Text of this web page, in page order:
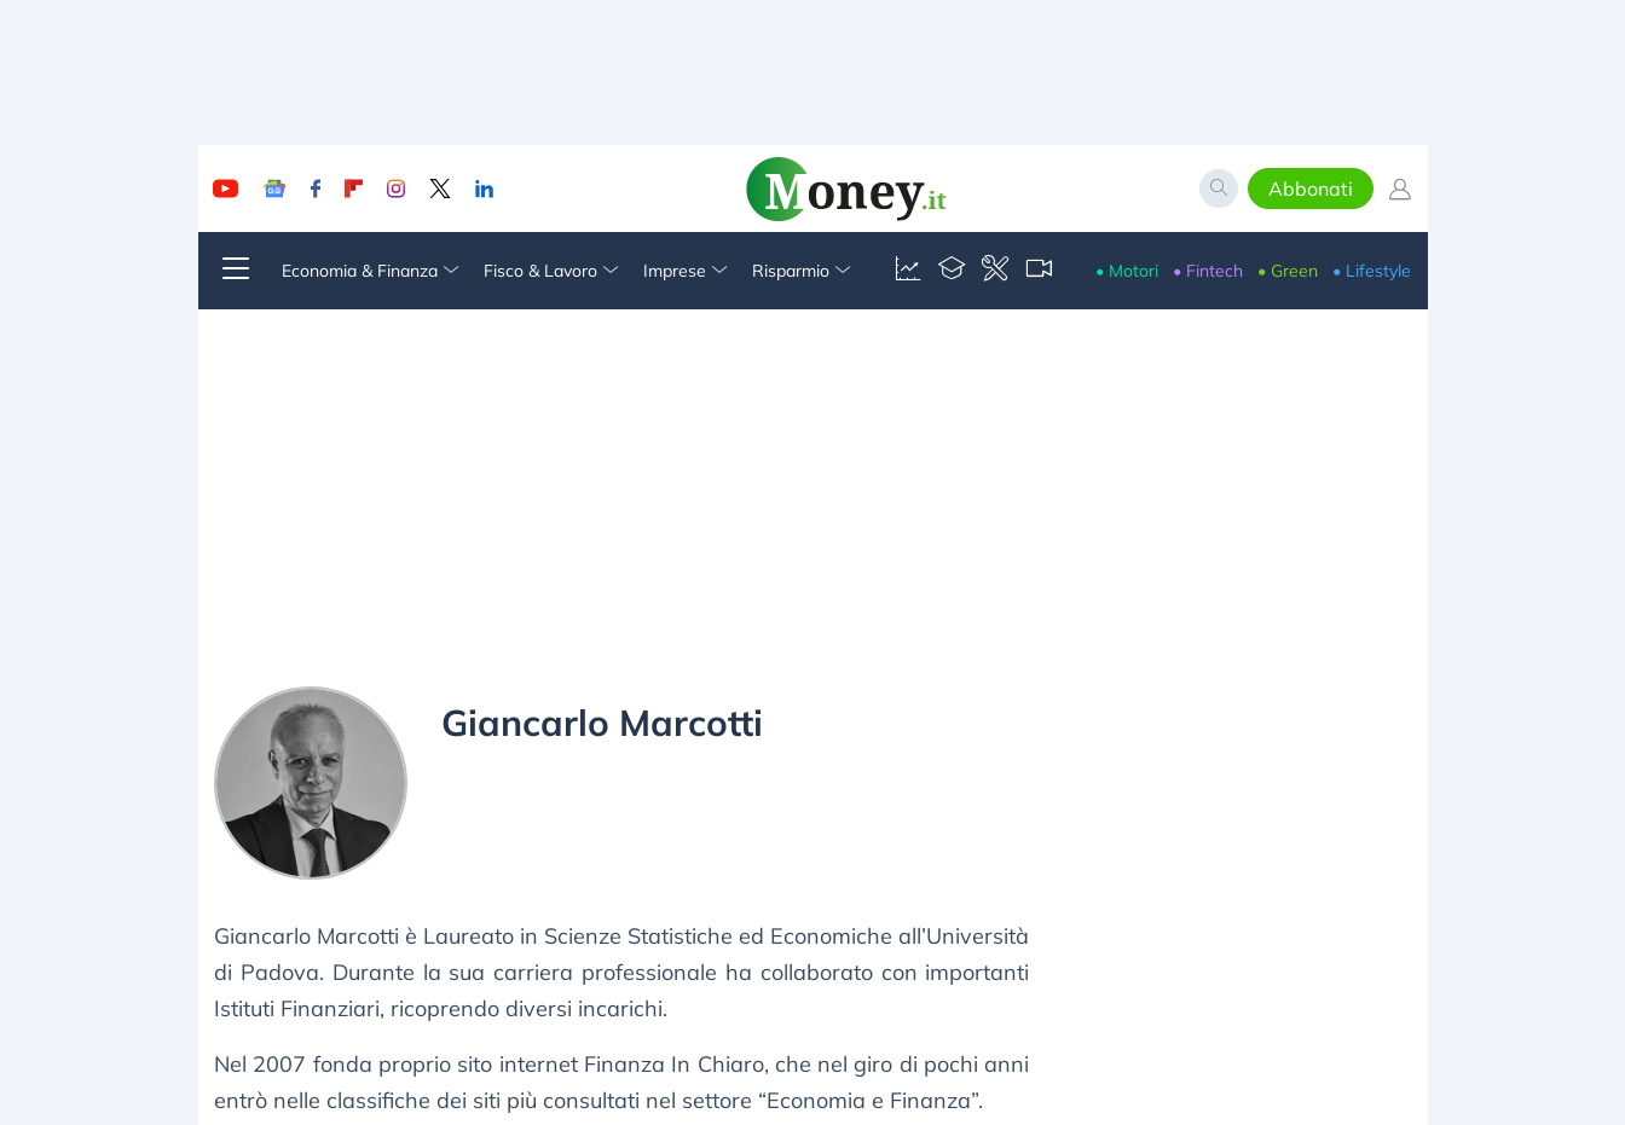
Abbonati
Economia & Finanza Fisco & Lavoro Imprese Risparmio • Motori • Fintech • Green • Lifestyle
Giancarlo Marcotti
Giancarlo Marcotti è Laureato in Scienze Statistiche ed Economiche all’Università
di Padova. Durante la sua carriera professionale ha collaborato con importanti
Istituti Finanziari, ricoprendo diversi incarichi.
Nel 2007 fonda proprio sito internet Finanza In Chiaro, che nel giro di pochi anni
entrò nelle classifiche dei siti più consultati nel settore “Economia e Finanza”.